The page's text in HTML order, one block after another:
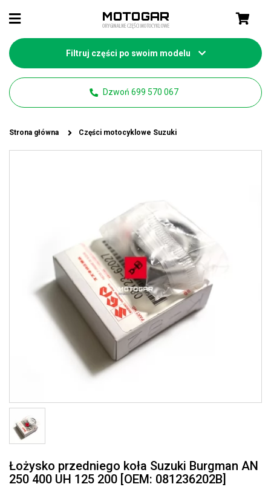
Filtruj części po swoim modelu
Dzwoń 699 570 067
Strona główna Części motocyklowe Suzuki
Łożysko przedniego koła Suzuki Burgman AN
250 400 UH 125 200 [OEM: 081236202B]